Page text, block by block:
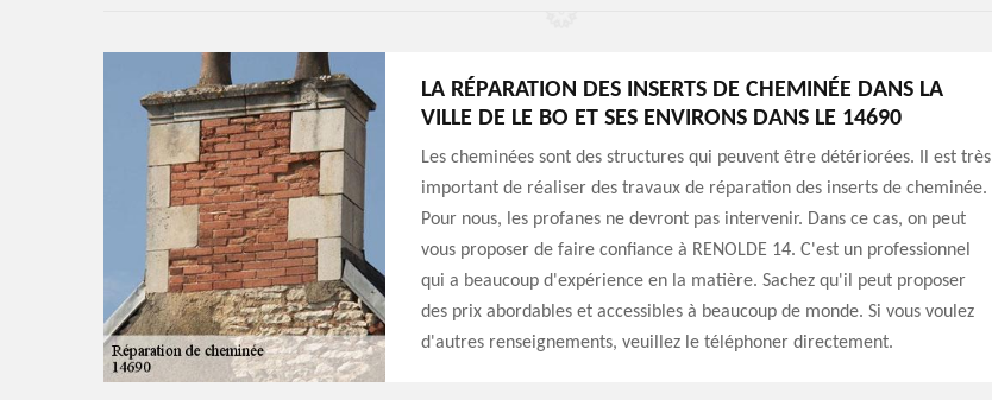
LA RÉPARATION DES INSERTS DE CHEMINÉE DANS LA
VILLE DE LE BO ET SES ENVIRONS DANS LE 14690
Les cheminées sont des structures qui peuvent être détériorées. Il est très
important de réaliser des travaux de réparation des inserts de cheminée.
Pour nous, les profanes ne devront pas intervenir. Dans ce cas, on peut
vous proposer de faire confiance à RENOLDE 14. C'est un professionnel
qui a beaucoup d'expérience en la matière. Sachez qu'il peut proposer
des prix abordables et accessibles à beaucoup de monde. Si vous voulez
d'autres renseignements, veuillez le téléphoner directement.